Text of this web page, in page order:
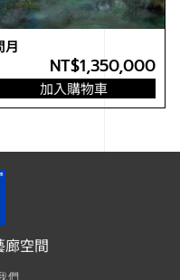
1,350,000
加入購物車
廊空間
們